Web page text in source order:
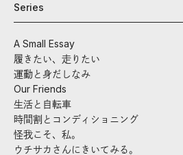
Series
A Small Essay
履きたい、走りたい
運動と身だしなみ
Our Friends
生活と自転車
時間割とコンディショニング
怪我こそ、私。
ウチサカさんにきいてみる。